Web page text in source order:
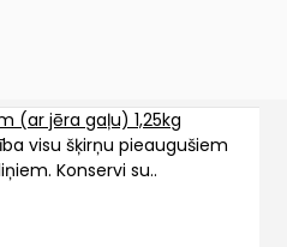
(ar jēra gaļu) 1,25kg
visu šķirņu pieaugušiem
Konservi su..